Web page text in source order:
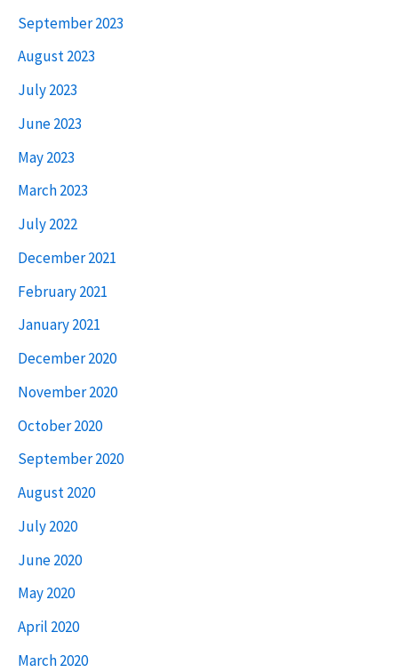
September 2023
August 2023
July 2023
June 2023
May 2023
March 2023
July 2022
December 2021
February 2021
January 2021
December 2020
November 2020
October 2020
September 2020
August 2020
July 2020
June 2020
May 2020
April 2020
March 2020